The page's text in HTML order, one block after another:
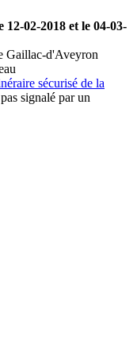
02-2018 et le 04-03-
Gaillac-d'Aveyron
sécurisé de la
signalé par un